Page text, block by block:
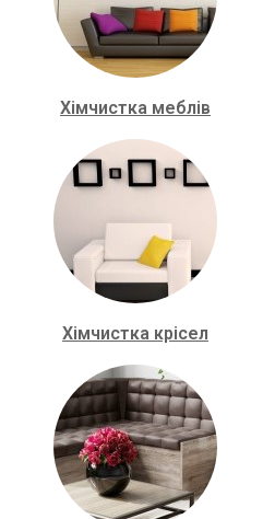
Хімчистка меблів
Хімчистка крісел